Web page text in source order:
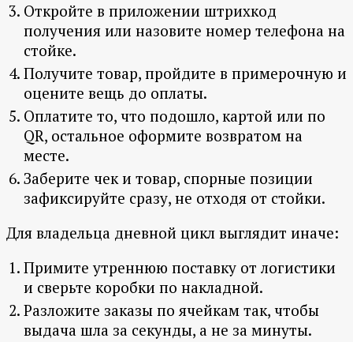
Откройте в приложении штрихкод
получения или назовите номер телефона на
стойке.
Получите товар, пройдите в примерочную и
оцените вещь до оплаты.
Оплатите то, что подошло, картой или по
QR, остальное оформите возвратом на
месте.
Заберите чек и товар, спорные позиции
зафиксируйте сразу, не отходя от стойки.
Для владельца дневной цикл выглядит иначе:
Примите утреннюю поставку от логистики
и сверьте коробки по накладной.
Разложите заказы по ячейкам так, чтобы
выдача шла за секунды, а не за минуты.